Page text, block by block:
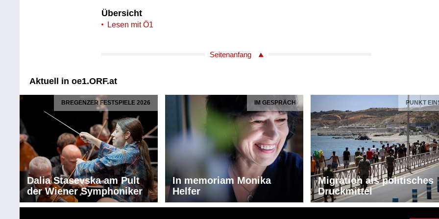
Übersicht
Lesen mit Ö1
Seitenanfang
Aktuell in oe1.ORF.at
BREGENZER FESTSPIELE 2026
Dalia Stasevska am Pult
der Wiener Symphoniker
IM GESPRÄCH
In memoriam Monika
Helfer
PUNKT
Migration als politisches
Druckmittel